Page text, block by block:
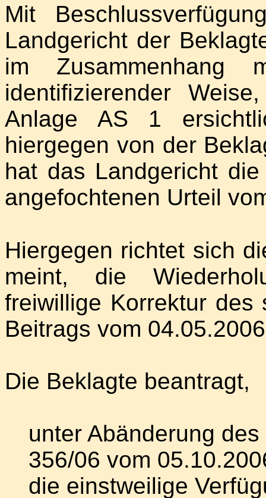
Mit
Landgericht der
im
identifizierender
Anlage AS 1
hiergegen von der
hat das Landgericht
angefochtenen Urteil
Hiergegen richtet sich
meint, die
freiwillige Korrektur des
Beitrags vom
Die Beklagte beantragt,
unter Abänderung
356/06 vom
die einstweilige